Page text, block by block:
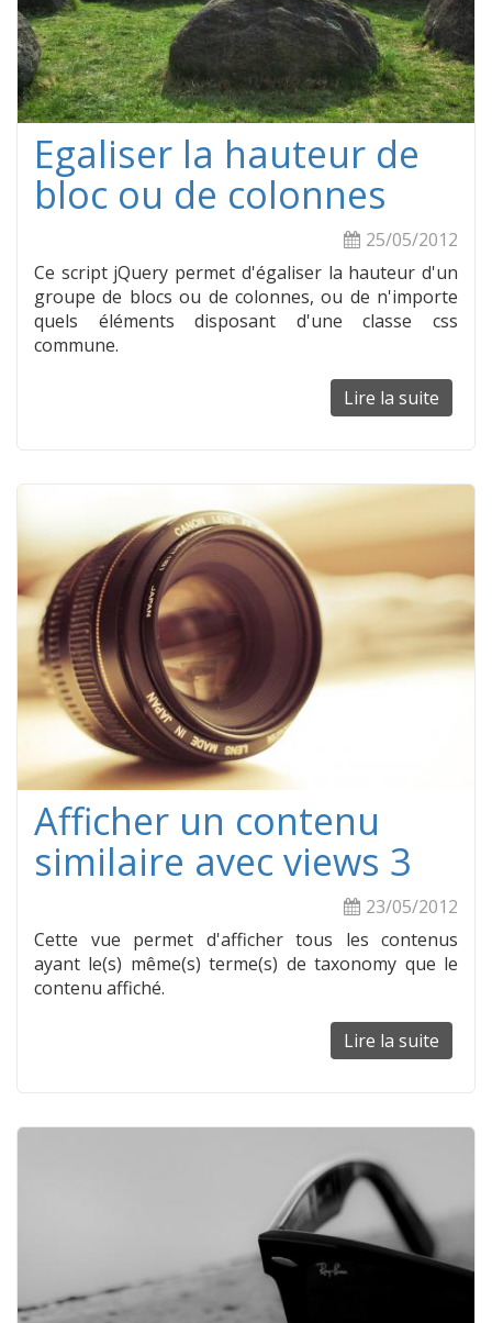
Egaliser la hauteur de
bloc ou de colonnes
25/05/2012
Ce script jQuery permet d'égaliser la hauteur d'un
groupe de blocs ou de colonnes, ou de n'importe
quels éléments disposant d'une classe css
commune.
Lire la suite
bloc
Afficher un contenu
similaire avec views 3
23/05/2012
Cette vue permet d'afficher tous les contenus
ayant le(s) même(s) terme(s) de taxonomy que le
contenu affiché.
Lire la suite